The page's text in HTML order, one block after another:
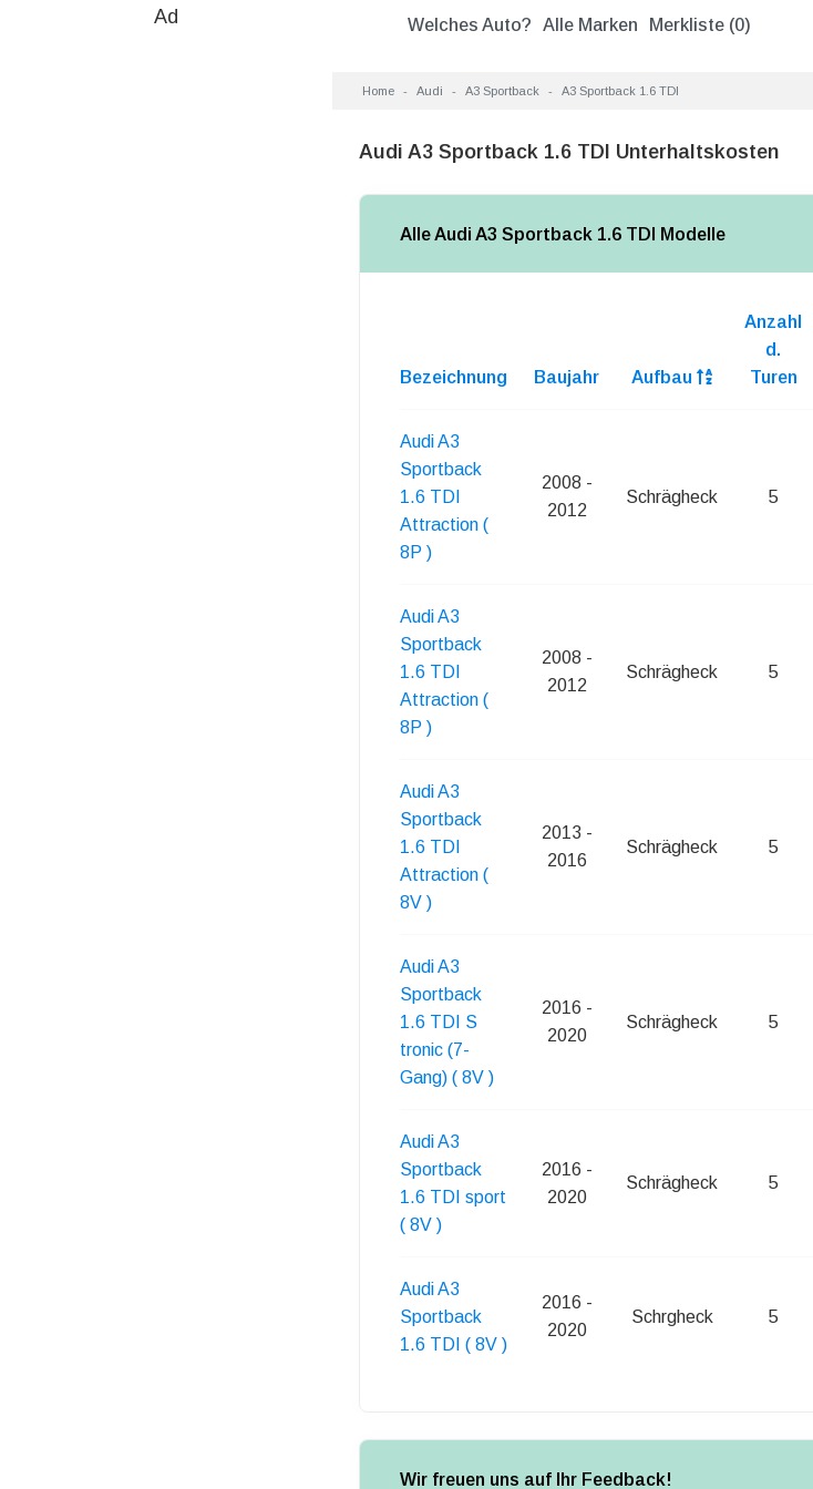
Welches Auto? Alle Marken Merkliste (0)
Ad
Home Audi A3 Sportback A3 Sportback 1.6 TDI
Audi A3 Sportback 1.6 TDI Unterhaltskosten
Alle Audi A3 Sportback 1.6 TDI Modelle
Bezeichnung Baujahr Aufbau
Anzahl
d.
Turen
Audi A3
Sportback
1.6 TDI
Attraction (
8P )
2008 -
2012
Schrägheck 5
Audi A3
Sportback
1.6 TDI
Attraction (
8P )
2008 -
2012
Schrägheck 5
Audi A3
Sportback
1.6 TDI
Attraction (
8V )
2013 -
2016
Schrägheck 5
Audi A3
Sportback
1.6 TDI S
tronic (7-
Gang) ( 8V )
2016 -
2020
Schrägheck 5
Audi A3
Sportback
1.6 TDI sport
( 8V )
2016 -
2020
Schrägheck 5
Audi A3
Sportback
1.6 TDI ( 8V )
2016 -
2020
Schrgheck 5
Wir freuen uns auf Ihr Feedback!